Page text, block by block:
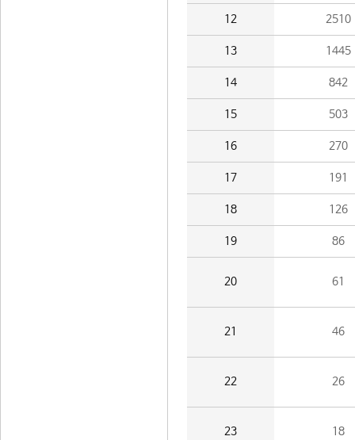
12 2510
13 1445
14 842
15 503
16 270
17 191
18 126
19 86
20 61
21 46
22 26
23 18